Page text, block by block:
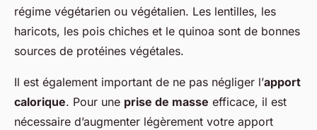
régime végétarien ou végétalien. Les lentilles, les
haricots, les pois chiches et le quinoa sont de bonnes
sources de protéines végétales.
Il est également important de ne pas négliger l’apport
calorique. Pour une prise de masse efficace, il est
nécessaire d’augmenter légèrement votre apport